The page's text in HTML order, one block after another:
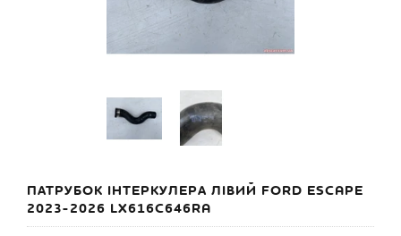
ПАТРУБОК ІНТЕРКУЛЕРА ЛІВИЙ FORD ESCAPE
2023-2026 LX616C646RA